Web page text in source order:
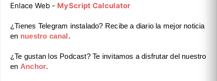
Enlace Web - MyScript Calculator
¿Tienes Telegram instalado? Recibe a diario la mejor noticia
en nuestro canal.
¿Te gustan los Podcast? Te invitamos a disfrutar del nuestro
en Anchor.